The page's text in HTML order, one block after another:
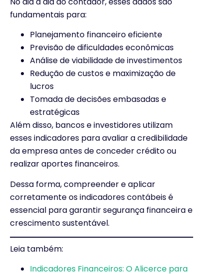
fundamentais para:
Planejamento financeiro eficiente
Previsão de dificuldades econômicas
Análise de viabilidade de investimentos
Redução de custos e maximização de
lucros
Tomada de decisões embasadas e
estratégicas
Além disso, bancos e investidores utilizam
esses indicadores para avaliar a credibilidade
da empresa antes de conceder crédito ou
realizar aportes financeiros.
Dessa forma, compreender e aplicar
corretamente os indicadores contábeis é
essencial para garantir segurança financeira e
crescimento sustentável.
Leia também:
Indicadores Financeiros: O Alicerce para